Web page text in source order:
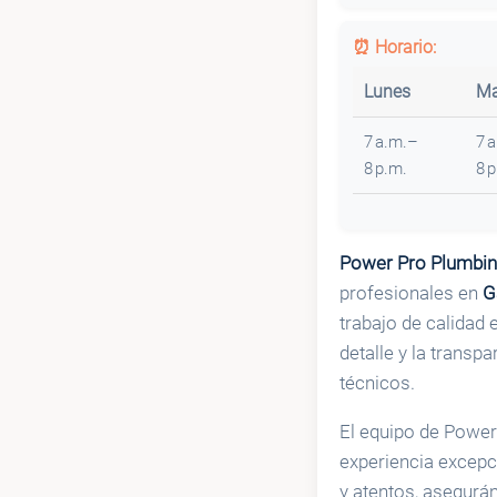
⏰ Horario:
Lunes
7 a.m.–
8 p.m.
7
8
Power Pro
profesionales en
trabajo de calidad
detalle y la
técnicos.
El equipo de
experiencia
y atentos,